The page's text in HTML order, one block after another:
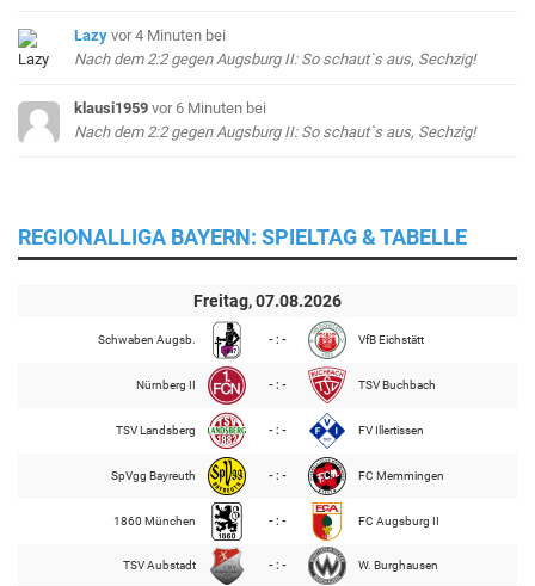
Lazy vor 4 Minuten bei
Nach dem 2:2 gegen Augsburg II: So schaut`s aus, Sechzig!
klausi1959 vor 6 Minuten bei
Nach dem 2:2 gegen Augsburg II: So schaut`s aus, Sechzig!
REGIONALLIGA BAYERN: SPIELTAG & TABELLE
Freitag, 07.08.2026
Schwaben Augsb. - : - VfB Eichstätt
Nürnberg II - : - TSV Buchbach
TSV Landsberg - : - FV Illertissen
SpVgg Bayreuth - : - FC Memmingen
1860 München - : - FC Augsburg II
TSV Aubstadt - : - W. Burghausen